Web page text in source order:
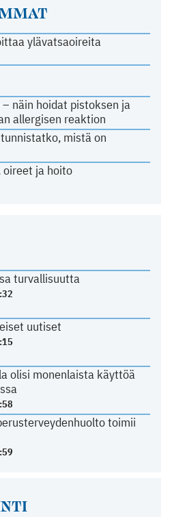
ylävatsaoireita
näin hoidat pistoksen ja
allergisen reaktion
mistä on
oireet ja hoito
turvallisuutta
uutiset
olisi monenlaista käyttöä
toimii